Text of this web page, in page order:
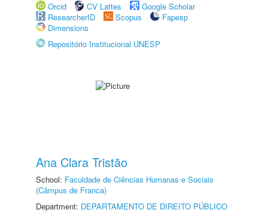
Orcid
CV Lattes
Google Scholar
ResearcherID
Scopus
Fapesp
Dimensions
Repositório Institucional UNESP
Ana Clara Tristão
School: Faculdade de Ciências Humanas e Sociais
(Câmpus de Franca)
Department: DEPARTAMENTO DE DIREITO PÚBLICO